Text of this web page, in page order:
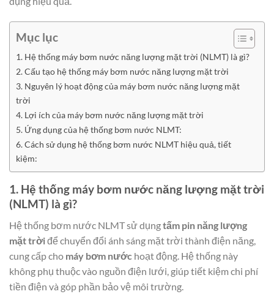
Mục lục
1. Hệ thống máy bơm nước năng lượng mặt trời (NLMT) là gì?
2. Cấu tạo hệ thống máy bơm nước năng lượng mặt trời
3. Nguyên lý hoạt động của máy bơm nước năng lượng mặt
trời
4. Lợi ích của máy bơm nước năng lượng mặt trời
5. Ứng dụng của hệ thống bơm nước NLMT:
6. Cách sử dụng hệ thống bơm nước NLMT hiệu quả, tiết
kiệm:
1. Hệ thống máy bơm nước năng lượng mặt trời
(NLMT) là gì?
Hệ thống bơm nước NLMT sử dụngtấm pin năng lượng
mặt trờiđể chuyển đổi ánh sáng mặt trời thành điện năng,
cung cấp cho máy bơm nước hoạt động. Hệ thống này
không phụ thuộc vào nguồn điện lưới, giúp tiết kiệm chi phí
tiền điện và góp phần bảo vệ môi trường.